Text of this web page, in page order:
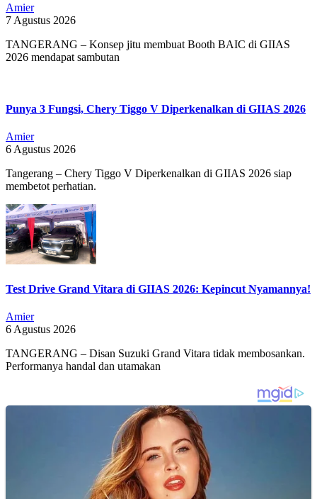
Amier
7 Agustus 2026
TANGERANG – Konsep jitu membuat Booth BAIC di GIIAS
2026 mendapat sambutan
Punya 3 Fungsi, Chery Tiggo V Diperkenalkan di GIIAS 2026
Amier
6 Agustus 2026
Tangerang – Chery Tiggo V Diperkenalkan di GIIAS 2026 siap
membetot perhatian.
Test Drive Grand Vitara di GIIAS 2026: Kepincut Nyamannya!
Amier
6 Agustus 2026
TANGERANG – Disan Suzuki Grand Vitara tidak membosankan.
Performanya handal dan utamakan